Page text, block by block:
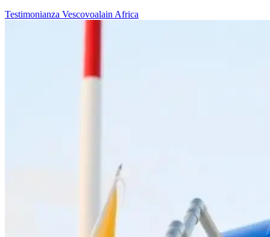
Testimonianza Vescovoalain Africa